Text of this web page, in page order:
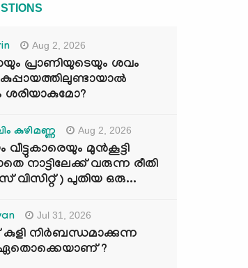
Aug 2, 2026
പ്രാണിയുടെയും ശവം
ശരിയാകുമോ?
കുഴിമണ്ണ Aug 2, 2026
വീട്ടുകാരെയും മുൻകൂട്ടി
നാട്ടിലേക്ക് വരുന്ന രീതി
) പുതിയ ഒരു...
Jul 31, 2026
കുളി നിർബന്ധമാക്കുന്ന
ഏതൊക്കെയാണ് ?